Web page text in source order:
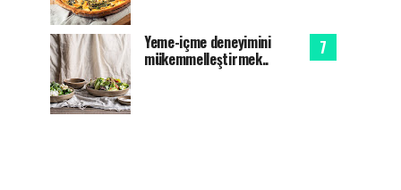
Yeme-içme deneyimini
mükemmelleştirmek..